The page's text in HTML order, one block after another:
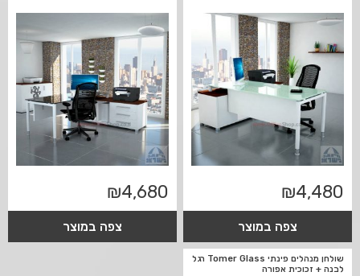
₪4,480
צפה במוצר
₪4,680
צפה במוצר
שולחן מנהלים פינתי Tomer Glass רגל
לבנה + זכוכית אפורה